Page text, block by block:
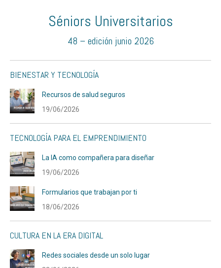
Séniors Universitarios
48 – edición junio 2026
BIENESTAR Y TECNOLOGÍA
Recursos de salud seguros
19/06/2026
TECNOLOGÍA PARA EL EMPRENDIMIENTO
La IA como compañera para diseñar
19/06/2026
Formularios que trabajan por ti
18/06/2026
CULTURA EN LA ERA DIGITAL
Redes sociales desde un solo lugar